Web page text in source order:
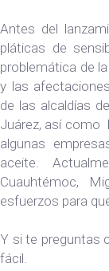
Antes del
pláticas de
problemática de
y las
de las alcaldías
Juárez, así como
algunas
aceite.
Cuauhtémoc,
esfuerzos para
Y si te preguntas
fácil.